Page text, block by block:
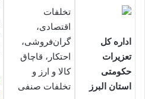
اداره کل
تعزیرات
حکومتی
استان البرز
تخلفات
اقتصادی،
گران‌فروشی،
احتکار، قاچاق
کالا و ارز و
تخلفات صنفی